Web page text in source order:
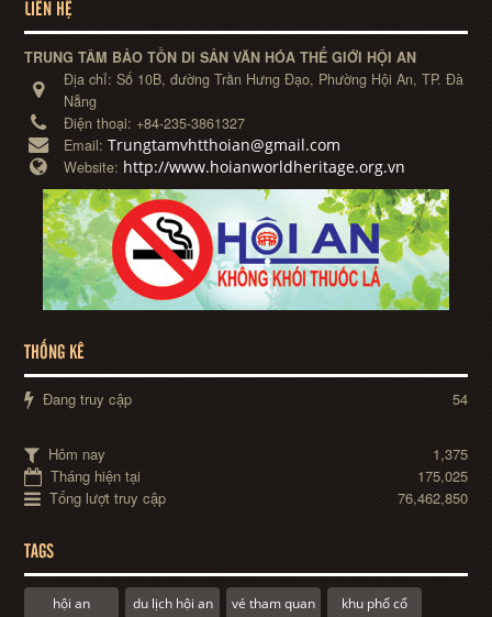
LIÊN HỆ
TRUNG TÂM BẢO TỒN DI SẢN VĂN HÓA THẾ GIỚI HỘI AN
Địa chỉ:Số 10B, đường Trần Hưng Đạo, Phường Hội An, TP. Đà
Nẵng
Điện thoại: +84-235-3861327
Email:Trungtamvhtthoian@gmail.com
Website: http://www.hoianworldheritage.org.vn
THỐNG KÊ
Đang truy cập 54
Hôm nay
1,375
Tháng hiện tại
175,025
Tổng lượt truy cập
76,462,850
TAGS
hội an du lịch hội an vé tham quan khu phố cổ